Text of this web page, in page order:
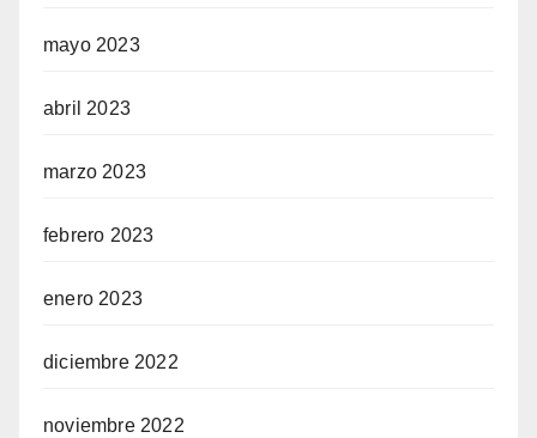
mayo 2023
abril 2023
marzo 2023
febrero 2023
enero 2023
diciembre 2022
noviembre 2022